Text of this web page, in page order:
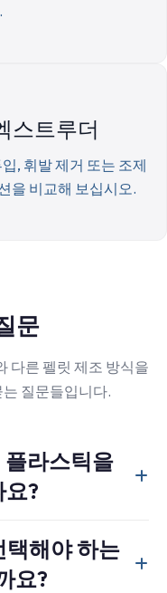
스트루더
, 휘발 제거 또는 조제
을 비교해 보십시오.
문
다른 펠릿 제조 방식을
질문들입니다.
플라스틱을
요?
이미 충분히 안정화된
택해야 하는
요?